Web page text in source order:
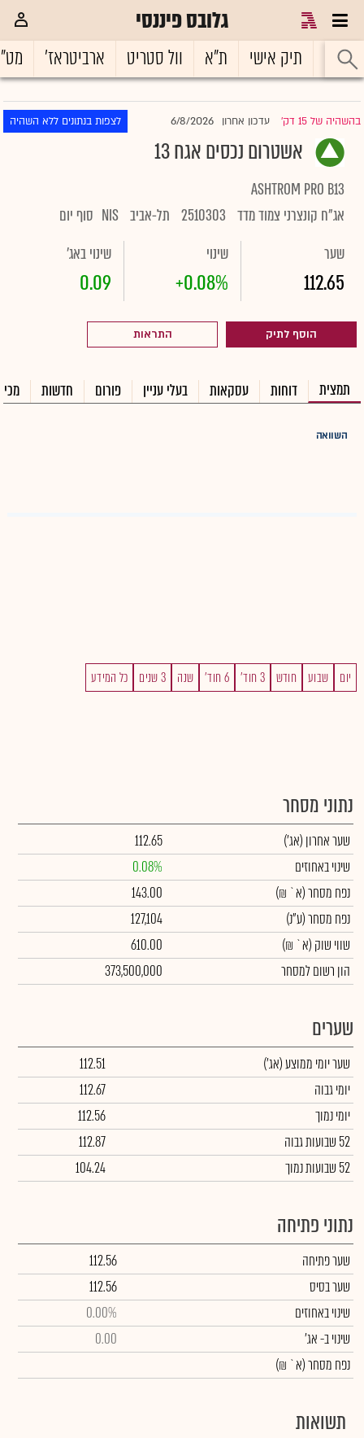
גלובס פיננסי
ראשי תיק אישי ת"א וול סטריט ארביטראז'
בהשהיה של 15 דק' |עדכון אחרון 6/8/2026 לצפות בנתונים ללא השהיה
אשטרום נכסים אגח 13
ASHTROM PRO B13
אג"ח קונצרני צמוד מדד 2510303 תל-אביב NIS סוף יום
שער
112.65
שינוי
+0.08%
שינוי באג'
0.09
הוסף לתיק התראות
תמצית דוחות עסקאות בעלי עניין פורום חדשות
השוואה
יום שבוע חודש 3 חוד' 6 חוד' שנה 3 שנים כל המידע
נתוני מסחר
שער אחרון (אג')
112.65
שינוי באחוזים
0.08%
נפח מסחר(א` ₪)
143.00
נפח מסחר(ע"נ)
127,104
שווי שוק (א` ₪)
610.00
הון רשום למסחר
373,500,000
שערים
שער יומי ממוצע(אג')
112.51
יומי גבוה
112.67
יומי נמוך
112.56
52 שבועות גבוה
112.87
52 שבועות נמוך
104.24
נתוני פתיחה
שער פתיחה
112.56
שער בסיס
112.56
שינוי באחוזים
0.00%
שינויב- אג'
0.00
נפח מסחר(א` ₪)
תשואות